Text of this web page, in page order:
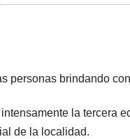
personas brindando
la tercera
de la localidad.